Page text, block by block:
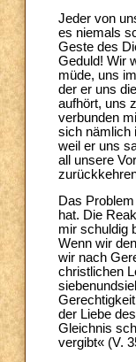
Jeder von
es niemals
Geste des
Geduld! Wir
müde, uns
der er uns
aufhört, uns
verbunden
sich nämlich
weil er uns
all unsere
Das
hat. Die
mir schuldig
Wenn wir
wir nach
christlichen
der Liebe
Gleichnis
vergibt« (V.